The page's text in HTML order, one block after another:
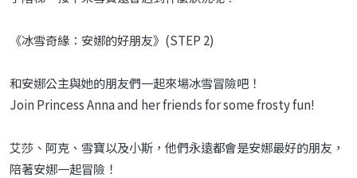
《冰雪奇緣：安娜的好朋友》(STEP 2)
和安娜公主與她的朋友們一起來場冰雪冒險吧！
Join Princess Anna and her friends for some frosty fun!
艾莎、阿克、雪寶以及小斯，他們永遠都會是安娜最好的朋友，
陪著安娜一起冒險！